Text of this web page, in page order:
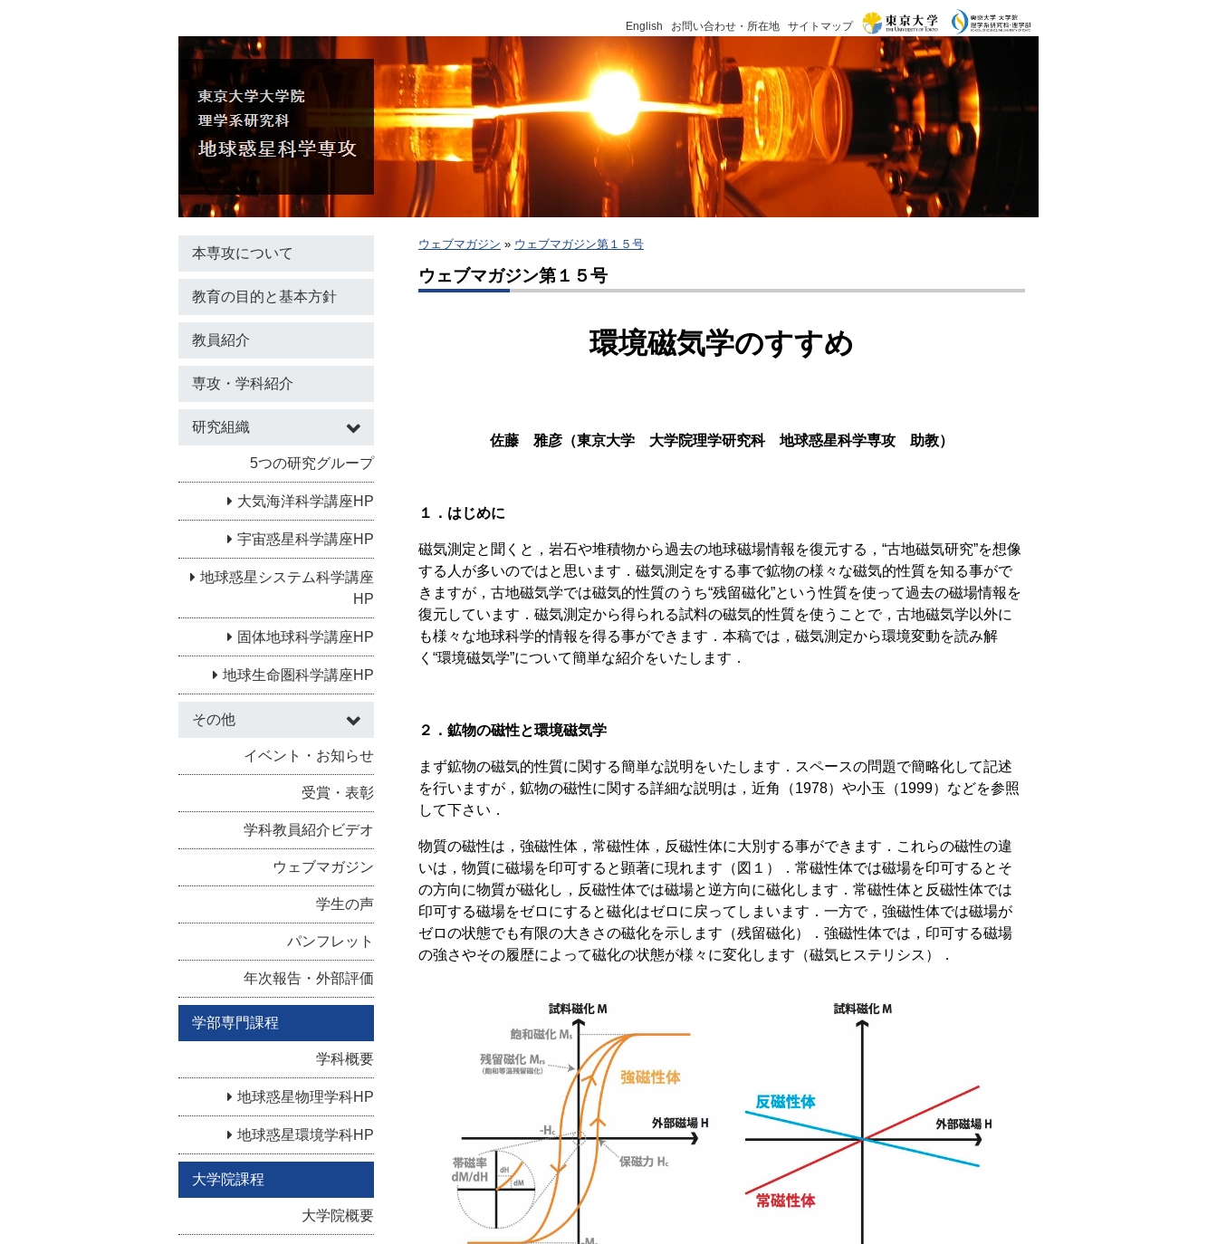
English お問い合わせ・所在地 サイトマップ
本専攻について
教育の目的と基本方針
教員紹介
専攻・学科紹介
研究組織
5つの研究グループ
大気海洋科学講座HP
宇宙惑星科学講座HP
地球惑星システム科学講座
HP
固体地球科学講座HP
地球生命圏科学講座HP
その他
イベント・お知らせ
受賞・表彰
学科教員紹介ビデオ
ウェブマガジン
学生の声
パンフレット
年次報告・外部評価
学部専門課程
学科概要
地球惑星物理学科HP
地球惑星環境学科HP
大学院課程
大学院概要
ウェブマガジン » ウェブマガジン第１５号
ウェブマガジン第１５号
環境磁気学のすすめ
佐藤 雅彦 （東京大学 大学院理学研究科 地球惑星科学専攻 助教）
１．はじめに
磁気測定と聞くと，岩石や堆積物から過去の地球磁場情報を復元する，“古地磁気研究”を想像
する人が多いのではと思います．磁気測定をする事で鉱物の様々な磁気的性質を知る事がで
きますが，古地磁気学では磁気的性質のうち“残留磁化”という性質を使って過去の磁場情報を
復元しています．磁気測定から得られる試料の磁気的性質を使うことで，古地磁気学以外に
も様々な地球科学的情報を得る事ができます．本稿では，磁気測定から環境変動を読み解
く“環境磁気学”について簡単な紹介をいたします．
２．鉱物の磁性と環境磁気学
まず鉱物の磁気的性質に関する簡単な説明をいたします．スペースの問題で簡略化して記述
を行いますが，鉱物の磁性に関する詳細な説明は，近角（1978）や小玉（1999）などを参照
して下さい．
物質の磁性は，強磁性体，常磁性体，反磁性体に大別する事ができます．これらの磁性の違
いは，物質に磁場を印可すると顕著に現れます（図１）．常磁性体では磁場を印可するとそ
の方向に物質が磁化し，反磁性体では磁場と逆方向に磁化します．常磁性体と反磁性体では
印可する磁場をゼロにすると磁化はゼロに戻ってしまいます．一方で，強磁性体では磁場が
ゼロの状態でも有限の大きさの磁化を示します（残留磁化）．強磁性体では，印可する磁場
の強さやその履歴によって磁化の状態が様々に変化します（磁気ヒステリシス）．